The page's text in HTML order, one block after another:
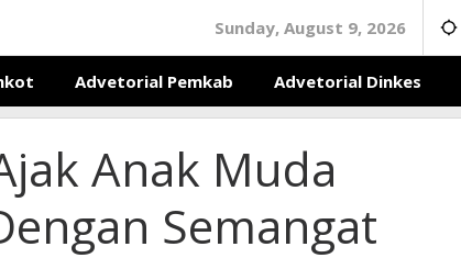
Sunday, August 9, 2026
Advetorial Pemkab Advetorial Dinkes
Anak Muda
Semangat